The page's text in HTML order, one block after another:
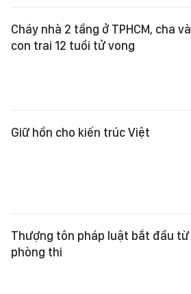
Cháy nhà 2 tầng ở TPHCM, cha và
con trai 12 tuổi tử vong
Giữ hồn cho kiến trúc Việt
Thượng tôn pháp luật bắt đầu từ
phòng thi